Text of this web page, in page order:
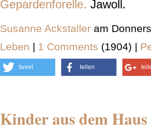
Gepardenforelle. Jawoll.
Susanne Ackstaller am
Leben | 1 Comments (1904) |
tweet teilen
Kinder aus dem Haus